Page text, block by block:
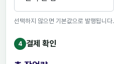
선택하지 않으면 기본값으로 발행됩니다.
4 결제 확인